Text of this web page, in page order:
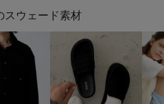
スウェード素材